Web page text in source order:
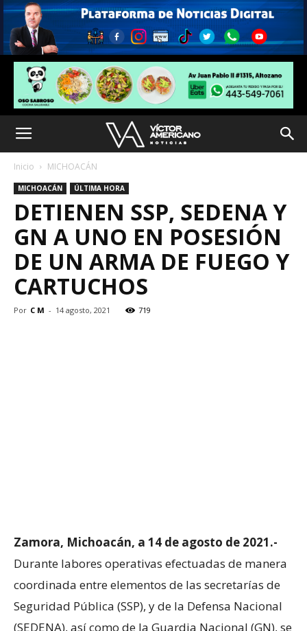
Inicio MICHOACÁN
MICHOACÁN ÚLTIMA HORA
DETIENEN SSP, SEDENA Y
GN A UNO EN POSESIÓN
DE UN ARMA DE FUEGO Y
CARTUCHOS
Por C M - 14 agosto, 2021 719
Zamora, Michoacán, a 14 de agosto de 2021.-
Durante labores operativas efectuadas de manera
coordinada entre elementos de las secretarías de
Seguridad Pública (SSP), y de la Defensa Nacional
(SEDENA), así como de la Guardia Nacional (GN), se